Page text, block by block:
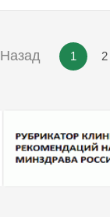
Назад 1 2